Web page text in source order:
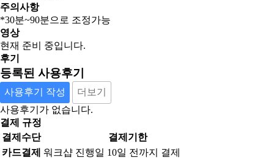
주의사항
*30분~90분으로 조정가능
영상
현재 준비 중입니다.
후기
등록된 사용후기
사용후기 작성
더보기
사용후기가 없습니다.
결제 규정
결제수단
결제기한
카드결제 워크샵 진행일 10일 전까지 결제